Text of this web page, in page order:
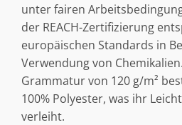
unter fairen
der REACH-Zertifizierung
europäischen Standards in
Verwendung von
Grammatur von 120 g/m²
100% Polyester, was ihr
verleiht.